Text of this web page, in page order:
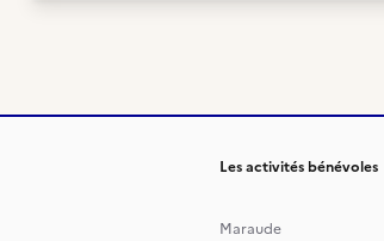
Les activités bénévoles
Maraude